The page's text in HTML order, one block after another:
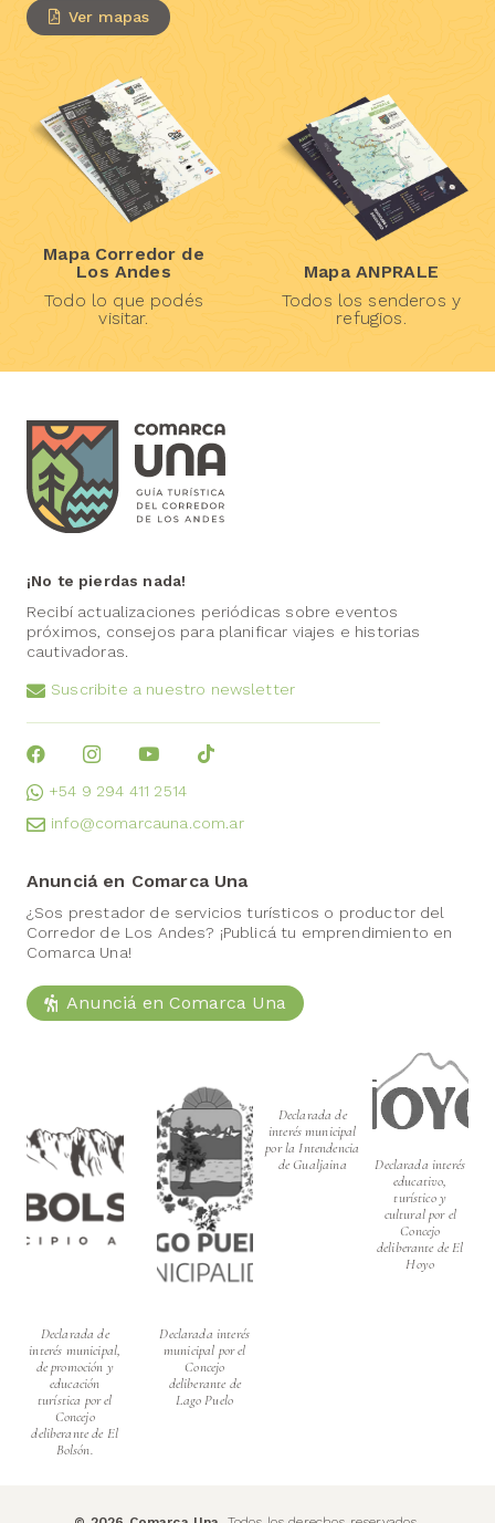
Ver mapas
Mapa Corredor de
Los Andes
Todo lo que podés
visitar.
Mapa ANPRALE
Todos los senderos y
refugios.
¡No te pierdas nada!
Recibí actualizaciones periódicas sobre eventos
próximos, consejos para planificar viajes e historias
cautivadoras.
Suscribite a nuestro newsletter
+54 9 294 411 2514
info@comarcauna.com.ar
Anunciá en Comarca Una
¿Sos prestador de servicios turísticos o productor del
Corredor de Los Andes? ¡Publicá tu emprendimiento en
Comarca Una!
Anunciá en Comarca Una
Declarada de
interés municipal,
de promoción y
educación
turística por el
Concejo
deliberante de El
Bolsón.
Declarada interés
municipal por el
Concejo
deliberante de
Lago Puelo
Declarada de
interés municipal
por la Intendencia
de Gualjaina
Declarada interés
educativo,
turístico y
cultural por el
Concejo
deliberante de El
Hoyo